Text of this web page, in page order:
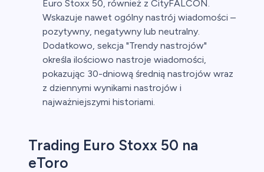
Euro Stoxx 50, również z CityFALCON.
Wskazuje nawet ogólny nastrój wiadomości –
pozytywny, negatywny lub neutralny.
Dodatkowo, sekcja "Trendy nastrojów"
określa ilościowo nastroje wiadomości,
pokazując 30-dniową średnią nastrojów wraz
z dziennymi wynikami nastrojów i
najważniejszymi historiami.
Trading Euro Stoxx 50 na
eToro